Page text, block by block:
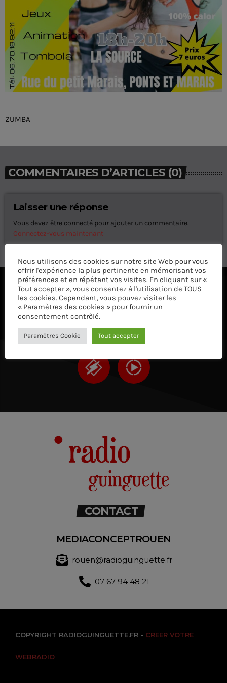
ZUMBA
COMMENTAIRES D’ARTICLES (0)
Laisser une réponse
Vous devez être connecté pour ajouter un commentaire.
Connectez-vous maintenant
ÉCOUTEZ AVEC VOTRE APP ET SUR LE
CONTACT
MEDIACONCEPTROUEN
rouen@radioguinguette.fr
07 67 94 48 21
COPYRIGHT RADIOGUINGUETTE.FR - CREER VOTRE
WEBRADIO
Nous utilisons des cookies sur notre site Web pour vous
offrir l'expérience la plus pertinente en mémorisant vos
préférences et en répétant vos visites. En cliquant sur «
Tout accepter », vous consentez à l'utilisation de TOUS
les cookies. Cependant, vous pouvez visiter les
« Paramètres des cookies » pour fournir un
consentement contrôlé.
Paramètres Cookie Tout accepter